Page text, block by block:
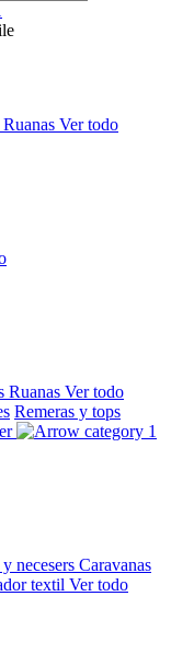
Ruanas Ver todo
Ruanas Ver todo
Remeras y tops
necesers Caravanas
textil Ver todo